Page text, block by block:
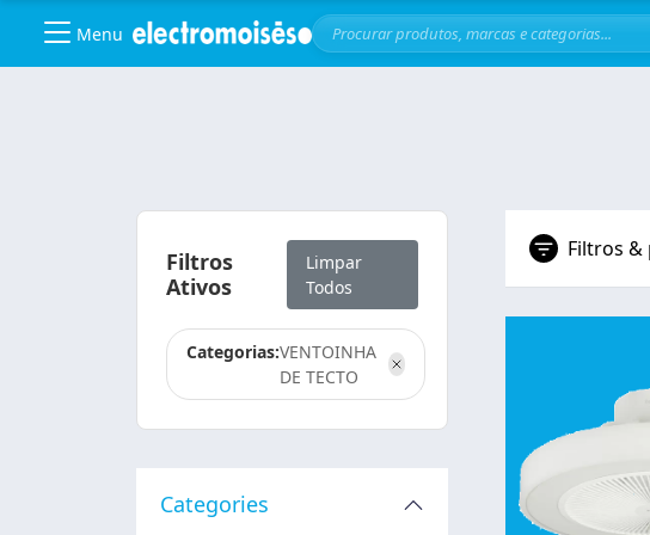
Menu
Filtros &
Filtros
Ativos
Limpar
Todos
Categorias:VENTOINHA
DE TECTO
Categories